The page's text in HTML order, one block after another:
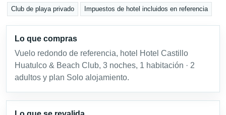
Club de playa privado Impuestos de hotel incluidos en referencia
Lo que compras
Vuelo redondo de referencia, hotel Hotel Castillo
Huatulco & Beach Club, 3 noches, 1 habitación · 2
adultos y plan Solo alojamiento.